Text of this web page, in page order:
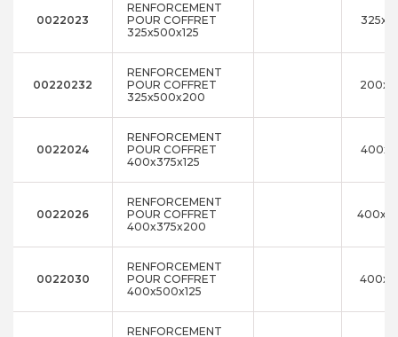
0022023
RENFORCEMENT
POUR COFFRET
325x500x125
00220232
RENFORCEMENT
POUR COFFRET
325x500x200
0022024
RENFORCEMENT
POUR COFFRET
400x375x125
0022026
RENFORCEMENT
POUR COFFRET
400x375x200
0022030
RENFORCEMENT
POUR COFFRET
400x500x125
RENFORCEMENT